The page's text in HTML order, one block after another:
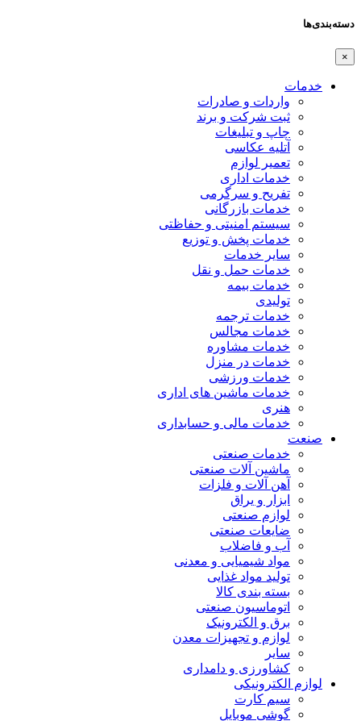
دسته‌بندی‌ها
×
خدمات
واردات و صادرات
ثبت شرکت و برند
چاپ و تبلیغات
آتلیه عکاسی
تعمیر لوازم
خدمات اداری
تفریح و سرگرمی
خدمات بازرگانی
سیستم امنیتی و حفاظتی
خدمات پخش و توزیع
سایر خدمات
خدمات حمل و نقل
خدمات بیمه
تولیدی
خدمات ترجمه
خدمات مجالس
خدمات مشاوره
خدمات در منزل
خدمات ورزشی
خدمات ماشین های اداری
هنری
خدمات مالی و حسابداری
صنعت
خدمات صنعتی
ماشین آلات صنعتی
آهن آلات و فلزات
ابزار و یراق
لوازم صنعتی
ضایعات صنعتی
آب و فاضلاب
مواد شیمیایی و معدنی
تولید مواد غذایی
بسته بندی کالا
اتوماسیون صنعتی
برق و الکترونیک
لوازم و تجهیزات معدن
سایر
کشاورزی و دامداری
لوازم الکترونیکی
سیم کارت
گوشی موبایل